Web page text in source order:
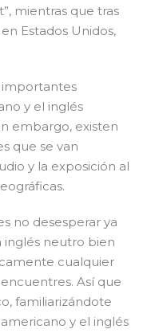
mientras que tras
Estados Unidos,
importantes
y el inglés
embargo, existen
que se van
y la exposición al
no desesperar ya
inglés neutro bien
cualquier
Así que
familiarizándote
y el inglés